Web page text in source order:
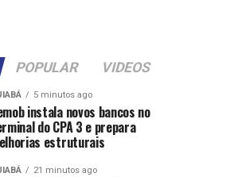
POPULAR VIDEOS
5 minutos ago
instala novos bancos no
do CPA 3 e prepara
estruturais
21 minutos ago